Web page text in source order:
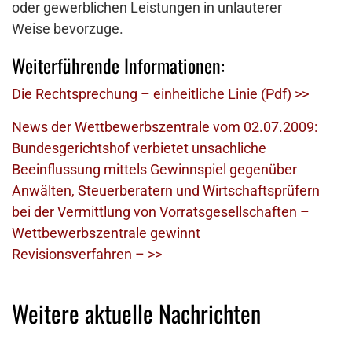
oder gewerblichen Leistungen in unlauterer
Weise bevorzuge.
Weiterführende Informationen:
Die Rechtsprechung – einheitliche Linie (Pdf) >>
News der Wettbewerbszentrale vom 02.07.2009:
Bundesgerichtshof verbietet unsachliche
Beeinflussung mittels Gewinnspiel gegenüber
Anwälten, Steuerberatern und Wirtschaftsprüfern
bei der Vermittlung von Vorratsgesellschaften –
Wettbewerbszentrale gewinnt
Revisionsverfahren – >>
Weitere aktuelle Nachrichten